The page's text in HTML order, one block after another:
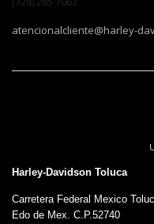
atencionalcliente@harley-
Harley-Davidson Toluca
Carretera Federal Mexico
Edo de Mex. C.P.52740